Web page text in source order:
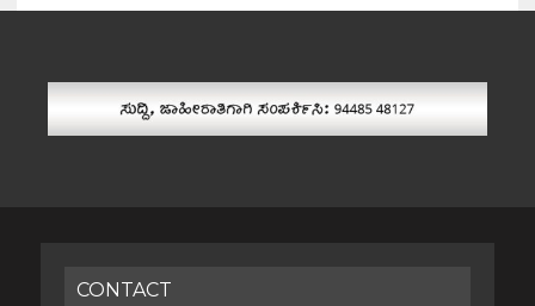
CONTACT